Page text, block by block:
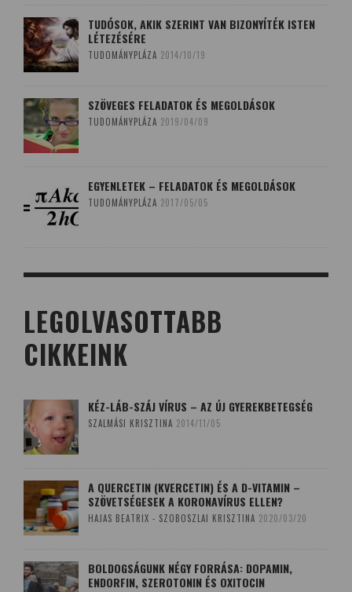
TUDÓSOK, AKIK SZERINT VAN BIZONYÍTÉK ISTEN
LÉTEZÉSÉRE
TUDOMÁNYPLÁZA 2014/10/19
SZÖVEGES FELADATOK ÉS MEGOLDÁSOK
TUDOMÁNYPLÁZA 2019/04/09
EGYENLETEK – FELADATOK ÉS MEGOLDÁSOK
TUDOMÁNYPLÁZA 2017/05/05
LEGOLVASOTTABB
CIKKEINK
KÉZ-LÁB-SZÁJ VÍRUS – AZ ÚJ GYEREKBETEGSÉG
SZALMÁSI KRISZTINA 2014/11/05
A QUERCETIN (KVERCETIN) ÉS A D-VITAMIN –
SZÖVETSÉGESEK A KORONAVÍRUS ELLEN?
HAJAS BEATRIX - SZOBOSZLAI KRISZTINA 2020/03/20
BOLDOGSÁGUNK NÉGY FORRÁSA: DOPAMIN,
ENDORFIN, SZEROTONIN ÉS OXITOCIN